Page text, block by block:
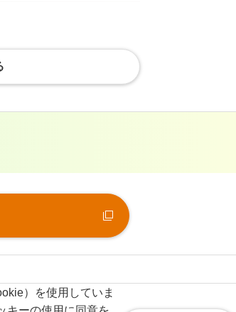
）を使用していま